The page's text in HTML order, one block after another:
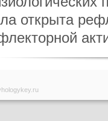
открыта